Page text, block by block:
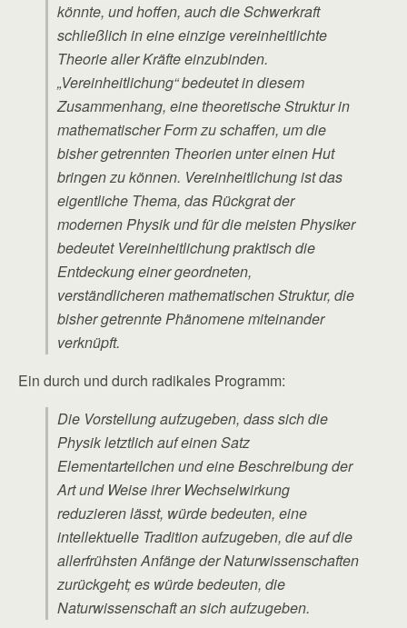
könnte, und hoffen, auch die Schwerkraft
schließlich in eine einzige vereinheitlichte
Theorie aller Kräfte einzubinden.
„Vereinheitlichung“ bedeutet in diesem
Zusammenhang, eine theoretische Struktur in
mathematischer Form zu schaffen, um die
bisher getrennten Theorien unter einen Hut
bringen zu können. Vereinheitlichung ist das
eigentliche Thema, das Rückgrat der
modernen Physik und für die meisten Physiker
bedeutet Vereinheitlichung praktisch die
Entdeckung einer geordneten,
verständlicheren mathematischen Struktur, die
bisher getrennte Phänomene miteinander
verknüpft.
Ein durch und durch radikales Programm:
Die Vorstellung aufzugeben, dass sich die
Physik letztlich auf einen Satz
Elementarteilchen und eine Beschreibung der
Art und Weise ihrer Wechselwirkung
reduzieren lässt, würde bedeuten, eine
intellektuelle Tradition aufzugeben, die auf die
allerfrühsten Anfänge der Naturwissenschaften
zurückgeht; es würde bedeuten, die
Naturwissenschaft an sich aufzugeben.